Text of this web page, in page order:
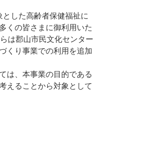
した高齢者保健福祉に
くの皆さまに御利用いた
は郡山市民文化センター
くり事業での利用を追加
は、本事業の目的である
えることから対象として